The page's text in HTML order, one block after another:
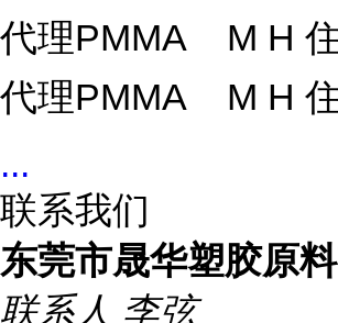
代理PMMA M H
代理PMMA M H
...
联系我们
东莞市晟华塑胶原
联系人 李弦